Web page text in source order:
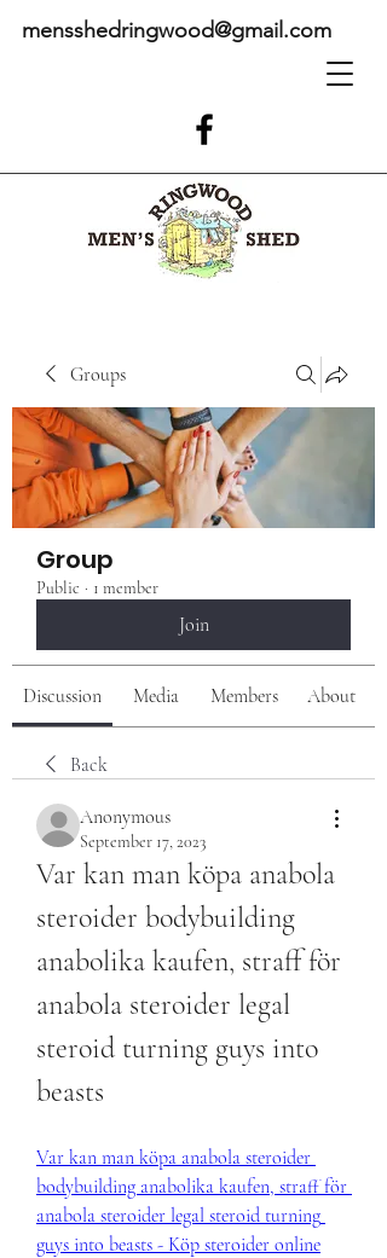
mensshedringwood@gmail.com
Groups
Group
Public · 1 member
Join
Discussion Media Members About
Back
Anonymous
September 17, 2023
Var kan man köpa anabola
steroider bodybuilding
anabolika kaufen, straff för
anabola steroider legal
steroid turning guys into
beasts
Var kan man köpa anabola steroider
bodybuilding anabolika kaufen, straff för
anabola steroider legal steroid turning
guys into beasts - Köp steroider online